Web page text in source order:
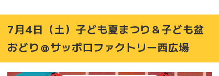
7月15日（水）～8月9日（日）狸二条夏まつり2026・川
床酒ガーデン＠創成川公園狸二条広場
7月23日（木）～8月18日（火）福祉協賛さっぽろ大通ビ
7月4日（土）子ども夏まつり＆子ども盆
おどり＠サッポロファクトリー西広場